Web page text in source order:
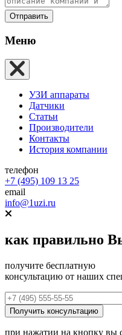
Отправить
Меню
УЗИ аппараты
Датчики
Статьи
Производители
Контакты
История компании
телефон
+7 (495) 109 13 25
email
info@1uzi.ru
как правильно
получите бесплатную
консультацию от наших
при нажатии на кнопку вы